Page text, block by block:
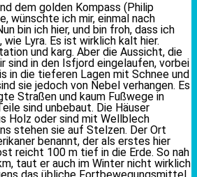
dem golden Kompass (Philip
wünschte ich mir, einmal nach
bin ich hier, und bin froh, dass ich
Lyra. Es ist wirklich kalt hier.
und karg. Aber die Aussicht, die
sind in den Isfjord eingelaufen, vorbei
in die tieferen Lagen mit Schnee und
sie jedoch von Nebel verhangen. Es
Straßen und kaum Fußwege in
sind unbebaut. Die Häuser
Holz oder sind mit Wellblech
stehen sie auf Stelzen. Der Ort
benannt, der als erstes hier
reicht 100 m tief in die Erde. So nah
taut er auch im Winter nicht wirklich